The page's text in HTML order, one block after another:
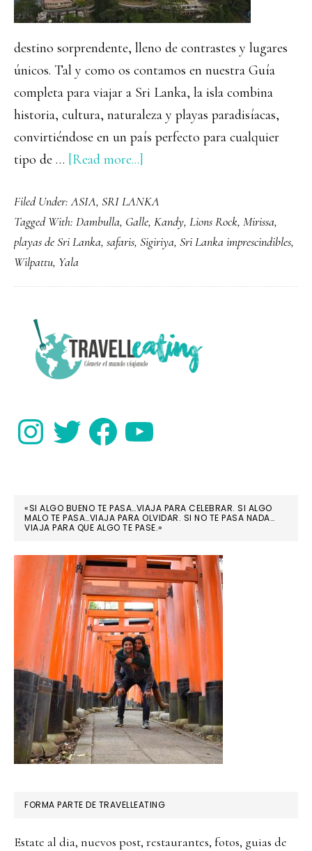
destino sorprendente, lleno de contrastes y lugares
únicos. Tal y como os contamos en nuestra Guía
completa para viajar a Sri Lanka, la isla combina
historia, cultura, naturaleza y playas paradisíacas,
convirtiéndose en un país perfecto para cualquier
tipo de … [Read more...]
ver
y
hacer
Sri
14
imprescindibles
viaje
Filed Under:ASIA, SRI LANKA
Tagged With: Dambulla, Galle, Kandy, Lions Rock, Mirissa,
playas de Sri Lanka, safaris, Sigiriya, Sri Lanka imprescindibles,
Wilpattu, Yala
PRIMARY
SIDEBAR
InstagramTwitter FacebookYouTube
«SI ALGO BUENO TE PASA…VIAJA PARA CELEBRAR. SI ALGO
MALO TE PASA…VIAJA PARA OLVIDAR. SI NO TE PASA NADA…
VIAJA PARA QUE ALGO TE PASE.»
FORMA PARTE DE TRAVELLEATING
Estate al dia, nuevos post, restaurantes, fotos, guias de